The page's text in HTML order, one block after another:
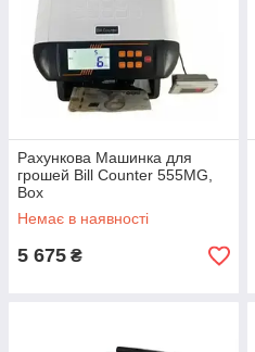
Рахункова Машинка для
грошей Bill Counter 555MG,
Box
Немає в наявності
5 675 ₴